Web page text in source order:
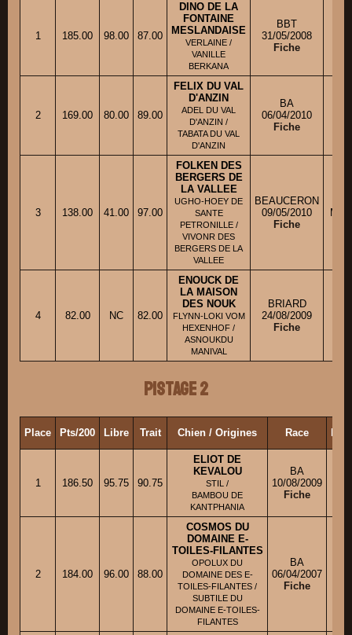
1 185.00 98.00 87.00
DINO DE LA
FONTAINE
MESLANDAISE
VERLAINE /
VANILLE
BERKANA
BBT
31/05/2008
Fiche
2 169.00 80.00 89.00
FELIX DU VAL
D'ANZIN
ADEL DU VAL
D'ANZIN /
TABATA DU VAL
D'ANZIN
BA
06/04/2010
Fiche
3 138.00 41.00 97.00
FOLKEN DES
BERGERS DE
LA VALLEE
UGHO-HOEY DE
SANTE
PETRONILLE /
VIVONR DES
BERGERS DE LA
VALLEE
BEAUCERON
09/05/2010
Fiche
4 82.00 NC 82.00
ENOUCK DE
LA MAISON
DES NOUK
FLYNN-LOKI VOM
HEXENHOF /
ASNOUKDU
MANIVAL
BRIARD
24/08/2009
Fiche
Pistage 2
Place Pts/200 Libre Trait Chien / Origines Race
1 186.50 95.75 90.75
ELIOT DE
KEVALOU
STIL /
BAMBOU DE
KANTPHANIA
BA
10/08/2009
Fiche
2 184.00 96.00 88.00
COSMOS DU
DOMAINE E-
TOILES-FILANTES
OPOLUX DU
DOMAINE DES E-
TOILES-FILANTES /
SUBTILE DU
DOMAINE E-TOILES-
FILANTES
BA
06/04/2007
Fiche